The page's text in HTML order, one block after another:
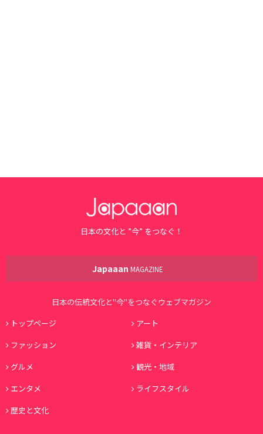
日本の文化と ”今” をつなぐ！
Japaaan MAGAZINE
日本の伝統文化と"今"をつなぐウェブマガジン
トップページ
アート
ファッション
雑貨・インテリア
グルメ
観光・地域
エンタメ
ライフスタイル
歴史と文化